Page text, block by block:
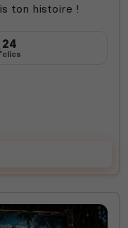
ton histoire !
24
clics